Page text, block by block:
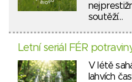
soutěží…
Letní seriál FÉR
V létě
lahvích